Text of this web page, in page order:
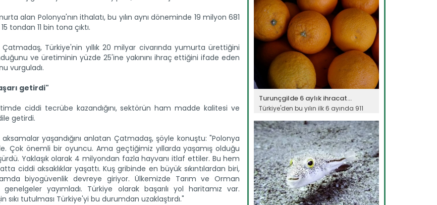
alan Polonya'nın ithalatı, bu yılın aynı döneminde 19 milyon 681
tondan 11 bin tona çıktı.
Türkiye'nin yıllık 20 milyar civarında yumurta ürettiğini
ve üretiminin yüzde 25'ine yakınını ihraç ettiğini ifade eden
vurguladı.
getirdi"
ciddi tecrübe kazandığını, sektörün ham madde kalitesi ve
getirdi.
yaşandığını anlatan Çatmadaş, şöyle konuştu: "Polonya
Çok önemli bir oyuncu. Ama geçtiğimiz yıllarda yaşamış olduğu
Yaklaşık olarak 4 milyondan fazla hayvanı itlaf ettiler. Bu hem
ciddi aksaklıklar yaşattı. Kuş gribinde en büyük sıkıntılardan biri,
biyogüvenlik devreye giriyor. Ülkemizde Tarım ve Orman
yayımladı. Türkiye olarak başarılı yol haritamız var.
sıkı tutulması Türkiye'yi bu durumdan uzaklaştırdı."
Turunçgilde 6 aylık ihracat...
Türkiye'den bu yılın ilk 6 ayında 911
Devamını Oku ->